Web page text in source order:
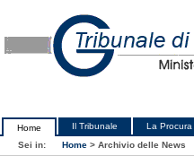
Home Il Tribunale La Procura
Sei in:
Home > Archivio delle News